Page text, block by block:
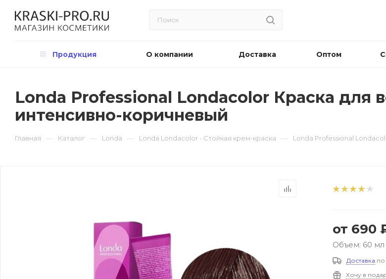
Продукция О компании Доставка Оптом
Londa Professional Londacolor Краска для
интенсивно-коричневый
Главная — Каталог — Londa — Londa Londacolor - Стойкая крем-краска — Londa Professional
от 690
Объем: 60 мл
Доставка по
Хочу в